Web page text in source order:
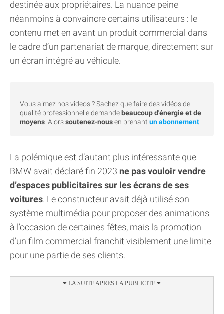
destinée aux propriétaires. La nuance peine
néanmoins à convaincre certains utilisateurs : le
contenu met en avant un produit commercial dans
le cadre d’un partenariat de marque, directement sur
un écran intégré au véhicule.
Vous aimez nos videos ? Sachez que faire des vidéos de
qualité professionnelle demande beaucoup d'énergie et de
moyens . Alorssoutenez-nousen prenant un abonnement
La polémique est d’autant plus intéressante que
BMW avait déclaré fin 2023 ne pas vouloir vendre
d’espaces publicitaires sur les écrans de ses
voitures. Le constructeur avait déjà utilisé son
système multimédia pour proposer des animations
à l’occasion de certaines fêtes, mais la promotion
d’un film commercial franchit visiblement une limite
pour une partie de ses clients.